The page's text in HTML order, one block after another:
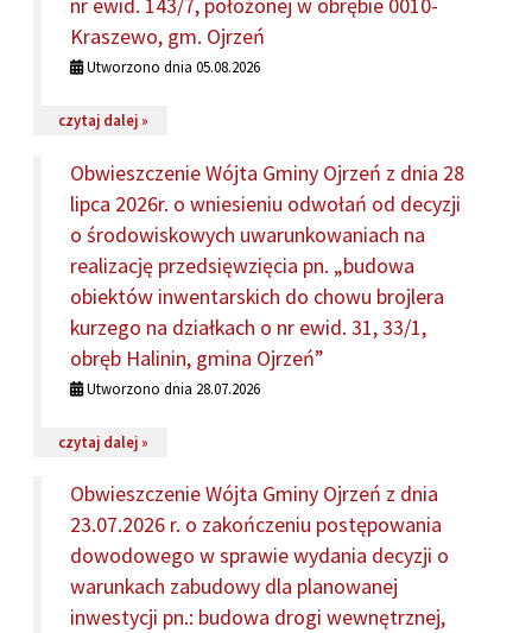
Kraszewo, gm. Ojrzeń
Utworzono dnia 05.08.2026
czytaj dalej »
Obwieszczenie Wójta Gminy Ojrzeń z dnia 28
lipca 2026r. o wniesieniu odwołań od decyzji
o środowiskowych uwarunkowaniach na
realizację przedsięwzięcia pn. „budowa
obiektów inwentarskich do chowu brojlera
kurzego na działkach o nr ewid. 31, 33/1,
obręb Halinin, gmina Ojrzeń”
Utworzono dnia 28.07.2026
czytaj dalej »
Obwieszczenie Wójta Gminy Ojrzeń z dnia
23.07.2026 r. o zakończeniu postępowania
dowodowego w sprawie wydania decyzji o
warunkach zabudowy dla planowanej
inwestycji pn.: budowa drogi wewnętrznej,